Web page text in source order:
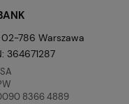
02-786 Warszawa
364671287
8366 4889